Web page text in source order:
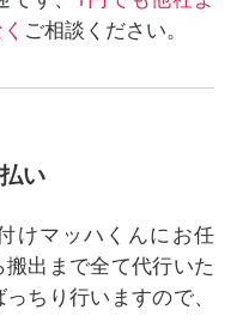
ご相談ください。
い
けマッハくんにお任
出まで全て代行いた
ちり行いますので、